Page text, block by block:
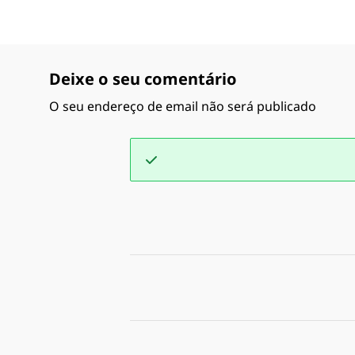
Deixe o seu comentário
O seu endereço de email não será publicado